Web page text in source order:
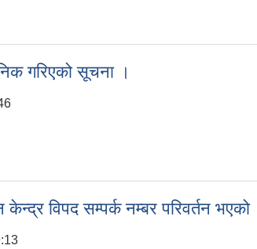
गरिएको सूचना ।
विपद सम्पर्क नम्बर परिवर्तन भएको